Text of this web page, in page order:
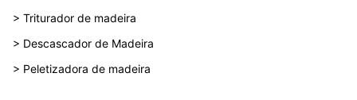
> Triturador de madeira
> Descascador de Madeira
> Peletizadora de madeira